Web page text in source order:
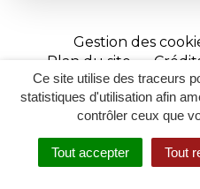
Ce site utilise des traceurs
statistiques d'utilisation afin
contrôler ceux que
Tout accepter Tout
Gestion des
Plan du site
Site
par